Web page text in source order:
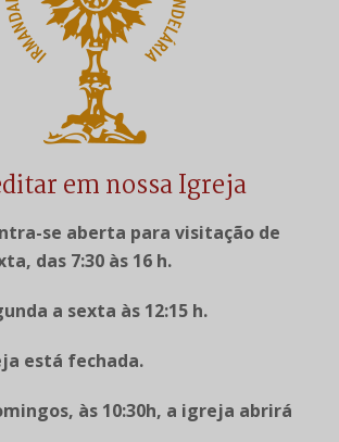
em nossa Igreja
se aberta para visitação de
das 7:30 às 16 h.
a sexta às 12:15 h.
está fechada.
às 10:30h, a igreja abrirá